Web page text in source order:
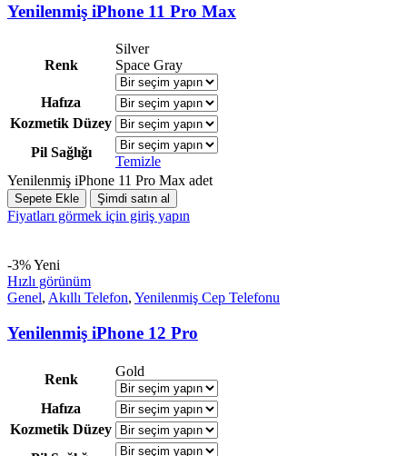
Yenilenmiş iPhone 11 Pro Max
Renk
Silver
Space Gray
Hafıza
Kozmetik Düzey
Pil Sağlığı
Temizle
Yenilenmiş iPhone 11 Pro Max adet
Sepete Ekle Şimdi satın al
Fiyatları görmek için giriş yapın
-3%Yeni
Hızlı görünüm
Genel, Akıllı Telefon, Yenilenmiş Cep Telefonu
Yenilenmiş iPhone 12 Pro
Renk
Gold
Hafıza
Kozmetik Düzey